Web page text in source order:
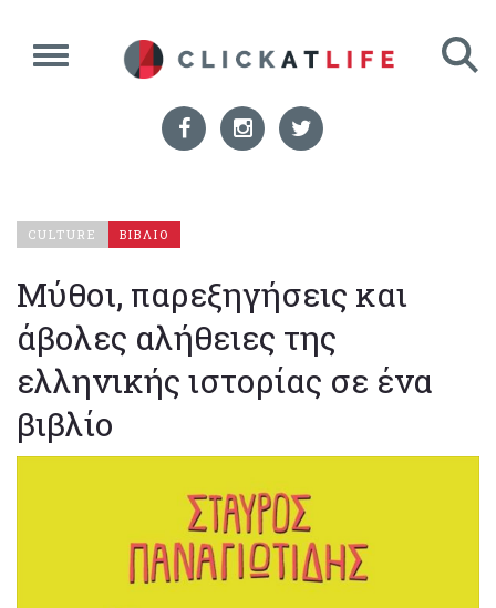
CULTURE ΒΙΒΛΙΟ
Μύθοι, παρεξηγήσεις και
άβολες αλήθειες της
ελληνικής ιστορίας σε ένα
βιβλίο